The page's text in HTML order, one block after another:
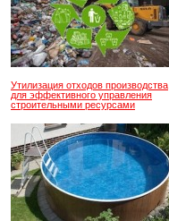
Утилизация отходов производства
для эффективного управления
строительными ресурсами